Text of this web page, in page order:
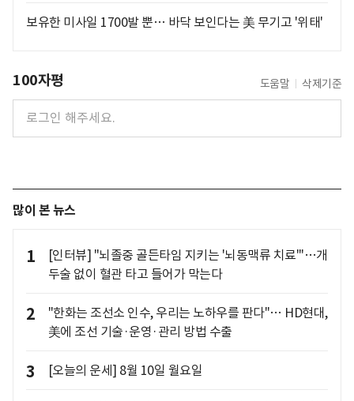
보유한 미사일 1700발 뿐… 바닥 보인다는 美 무기고 '위태'
100자평 도움말 삭제기준
많이 본 뉴스
1
[인터뷰] "뇌졸중 골든타임 지키는 '뇌동맥류 치료'"…개
두술 없이 혈관 타고 들어가 막는다
2
"한화는 조선소 인수, 우리는 노하우를 판다"… HD현대,
美에 조선 기술·운영·관리 방법 수출
3 [오늘의 운세] 8월 10일 월요일